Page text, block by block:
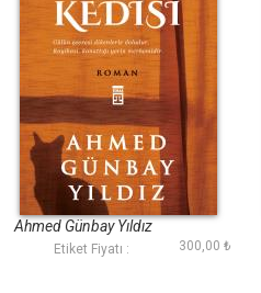
Issız Evin Kedisi
Ahmed Günbay Yıldız
Etiket Fiyatı : 300,00 ₺